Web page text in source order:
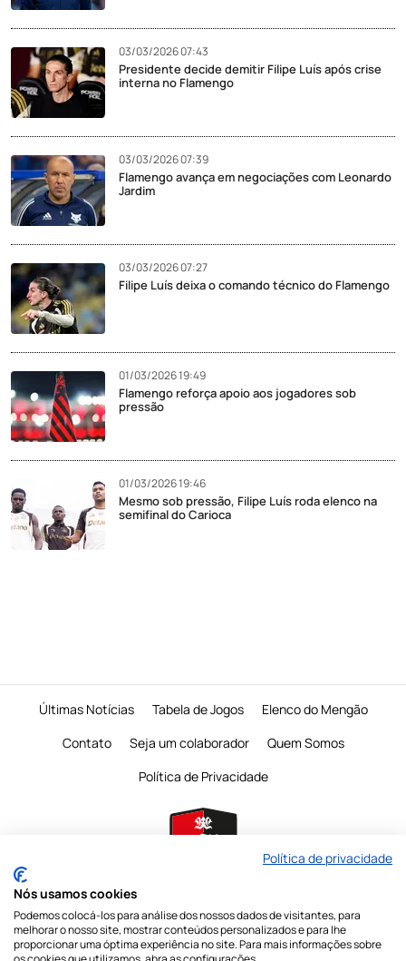
03/03/2026 07:43
Presidente decide demitir Filipe Luís após crise
interna no Flamengo
03/03/2026 07:39
Flamengo avança em negociações com Leonardo
Jardim
03/03/2026 07:27
Filipe Luís deixa o comando técnico do Flamengo
01/03/2026 19:49
Flamengo reforça apoio aos jogadores sob
pressão
01/03/2026 19:46
Mesmo sob pressão, Filipe Luís roda elenco na
semifinal do Carioca
Últimas Notícias Tabela de Jogos
Elenco do Mengão
Contato
Seja um colaborador
Quem Somos
Política de Privacidade
É proibido a reprodução do conteudo desta página em qualquer meio de
comunicação,eletronico ou impresso, sem autorização escrita do Mengo
Mania
Política de privacidade
Nós usamos cookies
Podemos colocá-los para análise dos nossos dados de visitantes, para
melhorar o nosso site, mostrar conteúdos personalizados e para lhe
proporcionar uma óptima experiência no site. Para mais informações sobre